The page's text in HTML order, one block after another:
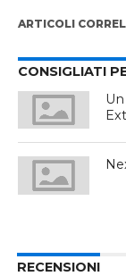
ARTICOLI
CONSIGLIATI
RECENSIONI